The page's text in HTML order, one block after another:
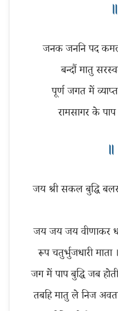
जनक जननि पद
बन्दौं मातु
पूर्ण जगत में
॥
जय श्री सकल बुद्धि
जय जय जय वीणाकर
रूप चतुर्भुजधारी
जग में पाप बुद्धि जब
तबहि मातु ले निज